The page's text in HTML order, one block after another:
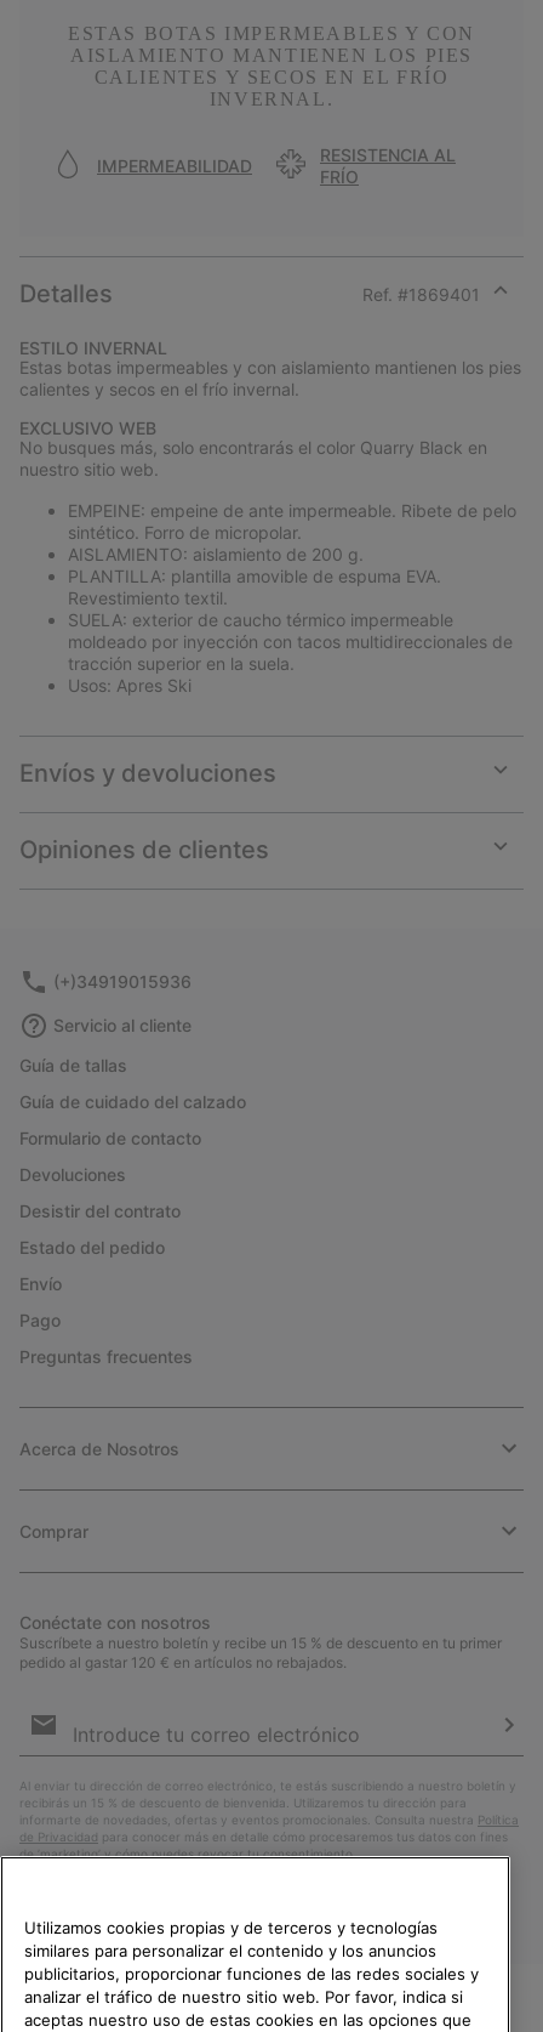
ESTAS BOTAS IMPERMEABLES Y CON
AISLAMIENTO MANTIENEN LOS PIES
CALIENTES Y SECOS EN EL FRÍO
INVERNAL.
IMPERMEABILIDAD
RESISTENCIA AL
FRÍO
Detalles Ref. #1869401
section
ESTILO INVERNAL
Estas botas impermeables y con aislamiento mantienen los pies
calientes y secos en el frío invernal.
EXCLUSIVO WEB
No busques más, solo encontrarás el color Quarry Black en
nuestro sitio web.
EMPEINE: empeine de ante impermeable. Ribete de pelo
sintético. Forro de micropolar.
AISLAMIENTO: aislamiento de 200 g.
PLANTILLA: plantilla amovible de espuma EVA.
Revestimiento textil.
SUELA: exterior de caucho térmico impermeable
moldeado por inyección con tacos multidireccionales de
tracción superior en la suela.
Usos: Apres Ski
Envíos y devoluciones
or
Opiniones de clientes
or
(+)34919015936
Servicio al cliente
Guía de tallas
Guía de cuidado del calzado
Formulario de contacto
Devoluciones
Desistir del contrato
Estado del pedido
Envío
Pago
Preguntas frecuentes
Acerca de Nosotros
Comprar
Conéctate con nosotros
Suscríbete a nuestro boletín y recibe un 15 % de descuento en tu primer
pedido al gastar 120 € en artículos no rebajados.
de
Al enviar tu dirección de correo electrónico, te estás suscribiendo a nuestro boletín y
recibirás un 15 % de descuento de bienvenida. Utilizaremos tu dirección para
informarte de novedades, ofertas y eventos promocionales. Consulta nuestra Política
de Privacidad para conocer más en detalle cómo procesaremos tus datos con fines
de ’marketing’ y cómo puedes revocar tu consentimiento.
Utilizamos cookies propias y de terceros y tecnologías
similares para personalizar el contenido y los anuncios
publicitarios, proporcionar funciones de las redes sociales y
analizar el tráfico de nuestro sitio web. Por favor, indica si
aceptas nuestro uso de estas cookies en las opciones que